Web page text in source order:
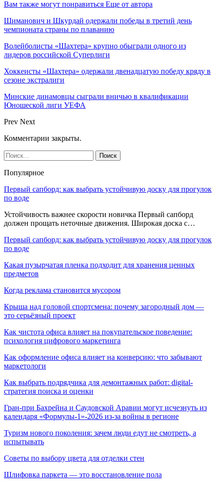
Вам также могут понравиться Еще от автора
Шиманович и Шкурдай одержали победы в третий день
чемпионата страны по плаванию
Волейболисты «Шахтера» крупно обыграли одного из
лидеров российской Суперлиги
Хоккеисты «Шахтера» одержали двенадцатую победу кряду в
сезоне экстралиги
Минские динамовцы сыграли вничью в квалификации
Юношеской лиги УЕФА
Prev Next
Комментарии закрыты.
Популярное
Первый сапборд: как выбрать устойчивую доску для прогулок
по воде
Устойчивость важнее скорости новичка Первый сапборд
должен прощать неточные движения. Широкая доска с…
Первый сапборд: как выбрать устойчивую доску для прогулок
по воде
Какая пузырчатая пленка подходит для хранения ценных
предметов
Когда реклама становится мусором
Крыша над головой спортсмена: почему загородный дом —
это серьёзный проект
Как чистота офиса влияет на покупательское поведение:
психология цифрового маркетинга
Как оформление офиса влияет на конверсию: что забывают
маркетологи
Как выбрать подрядчика для демонтажных работ: digital-
стратегия поиска и оценки
Гран-при Бахрейна и Саудовской Аравии могут исчезнуть из
календаря «Формулы-1»-2026 из-за войны в регионе
Туризм нового поколения: зачем люди едут не смотреть, а
испытывать
Советы по выбору цвета для отделки стен
Шлифовка паркета — это восстановление пола